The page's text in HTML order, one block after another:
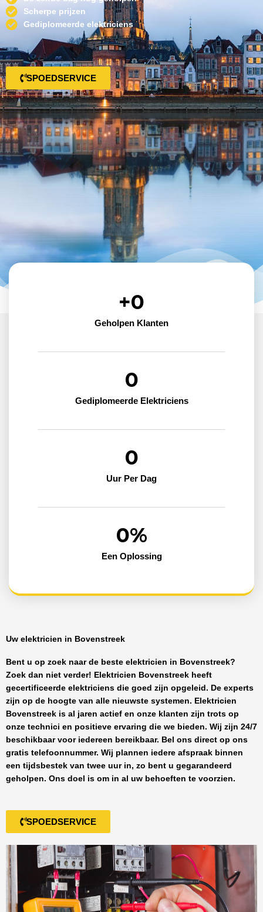
Scherpe prijzen
Gediplomeerde elektriciens
SPOEDSERVICE
Geholpen Klanten
+0
Gediplomeerde Elektriciens
0
Uur Per Dag
0
Een Oplossing
0%
Uw elektricien in Bovenstreek
Bent u op zoek naar de beste elektricien in Bovenstreek?
Zoek dan niet verder! Elektricien Bovenstreek heeft
gecertificeerde elektriciens die goed zijn opgeleid. De experts
zijn op de hoogte van alle nieuwste systemen. Elektricien
Bovenstreek is al jaren actief en onze klanten zijn trots op
onze technici en positieve ervaring die we bieden. Wij zijn 24/7
beschikbaar voor iedereen bereikbaar. Bel ons direct op ons
gratis telefoonnummer. Wij plannen iedere afspraak binnen
een tijdsbestek van twee uur in, zo bent u gegarandeerd
geholpen. Ons doel is om in al uw behoeften te voorzien.
SPOEDSERVICE